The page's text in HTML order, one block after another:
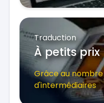
Traduction
À petits prix
Grâce au
d'intermédiaires